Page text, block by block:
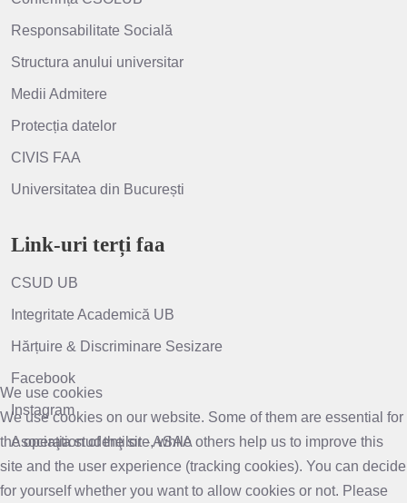
Responsabilitate Socială
Structura anului universitar
Medii Admitere
Protecția datelor
CIVIS FAA
Universitatea din București
Link-uri terți faa
CSUD UB
Integritate Academică UB
Hărțuire & Discriminare Sesizare
Facebook
Instagram
Asociaţia studenţilor - ASAA
We use cookies
We use cookies on our website. Some of them are essential for
the operation of the site, while others help us to improve this
site and the user experience (tracking cookies). You can decide
for yourself whether you want to allow cookies or not. Please